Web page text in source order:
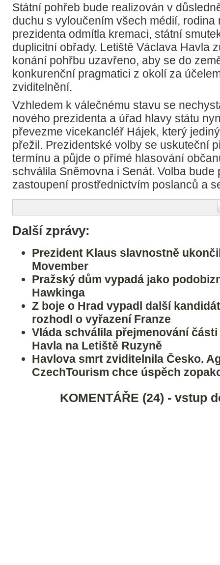
Státní pohřeb bude realizován v
duchu s vyloučením všech médií, rodina
prezidenta odmítla kremaci, státní
duplicitní obřady. Letiště Václava Havla
konání pohřbu uzavřeno, aby se do
konkurenční pragmatici z okolí za
zviditelnění.
Vzhledem k válečnému stavu se
nového prezidenta a úřad hlavy státu
převezme vicekancléř Hájek, který
přežil. Prezidentské volby se uskuteční
termínu a půjde o přímé hlasování
schválila Sněmovna i Senát. Volba bude
zastoupení prostřednictvím poslanců a
Další zprávy:
Prezident Klaus slavnostně
Movember
Pražský dům vypadá jako
Hawkinga
Z boje o Hrad vypadl další
rozhodl o vyřazení Franze
Vláda schválila přejmenování
Havla na Letiště Ruzyně
Havlova smrt zviditelnila Česko.
CzechTourism chce úspěch
KOMENTÁŘE (24) - vstup